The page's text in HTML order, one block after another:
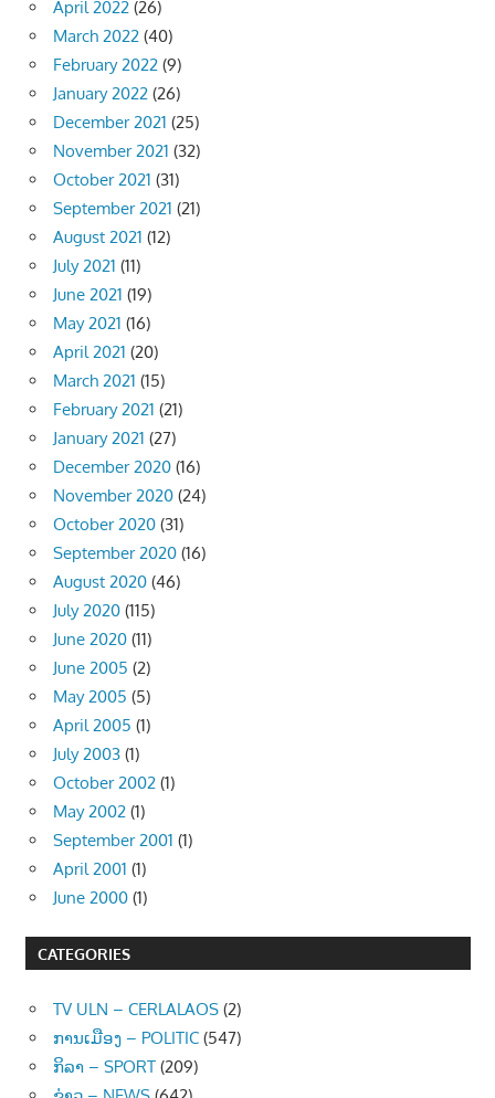
April 2022 (26)
March 2022 (40)
February 2022 (9)
January 2022 (26)
December 2021 (25)
November 2021 (32)
October 2021 (31)
September 2021 (21)
August 2021 (12)
July 2021 (11)
June 2021 (19)
May 2021 (16)
April 2021 (20)
March 2021 (15)
February 2021 (21)
January 2021 (27)
December 2020 (16)
November 2020 (24)
October 2020 (31)
September 2020 (16)
August 2020 (46)
July 2020 (115)
June 2020 (11)
June 2005 (2)
May 2005 (5)
April 2005 (1)
July 2003 (1)
October 2002 (1)
May 2002 (1)
September 2001 (1)
April 2001 (1)
June 2000 (1)
CATEGORIES
TV ULN – CERLALAOS (2)
ການເມືອງ – POLITIC (547)
ກິລາ – SPORT (209)